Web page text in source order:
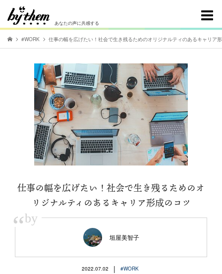
あなたの声に共感する
#WORK 仕事の幅を広げたい！社会で生き残るためのオリジナルティのあるキャリア
仕事の幅を広げたい！社会で生き残るためのオ
リジナルティのあるキャリア形成のコツ
“by
垣屋美智子
2022.07.02 | #WORK